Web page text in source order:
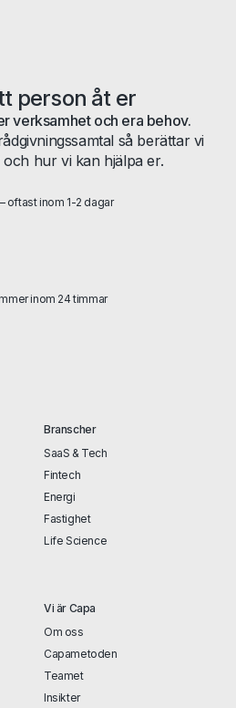
person åt er
verksamhet och era behov.
så berättar vi
hur vi kan hjälpa er.
oftast inom 1-2 dagar
inom 24 timmar
Branscher
SaaS & Tech
Fintech
Energi
Fastighet
Life Science
Vi är Capa
Om oss
Capametoden
Teamet
Insikter